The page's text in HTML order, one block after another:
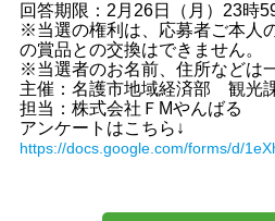
回答期限：2月26日（月）23時
※当選の権利は、応募者ご本人
の賞品との交換はできません。
※当選者のお名前、住所などは
主催：名護市地域経済部 観光
担当：株式会社ＦMやんばる
アンケートはこちら↓
https://docs.google.com/forms/d/